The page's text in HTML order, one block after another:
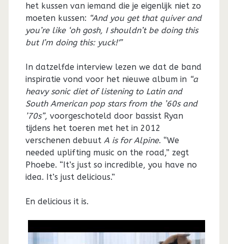
het kussen van iemand die je eigenlijk niet zo
moeten kussen: “And you get that quiver and
you’re like ‘oh gosh, I shouldn’t be doing this
but I’m doing this: yuck!'”
In datzelfde interview lezen we dat de band
inspiratie vond voor het nieuwe album in “a
heavy sonic diet of listening to Latin and
South American pop stars from the ’60s and
’70s”, voorgeschoteld door bassist Ryan
tijdens het toeren met het in 2012
verschenen debuut A is for Alpine. “We
needed uplifting music on the road,” zegt
Phoebe. “It’s just so incredible, you have no
idea. It’s just delicious.”
En delicious it is.